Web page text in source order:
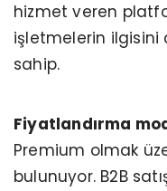
hizmet veren
işletmelerin ilgisini
sahip.
Fiyatlandırma
Premium olmak
bulunuyor. B2B